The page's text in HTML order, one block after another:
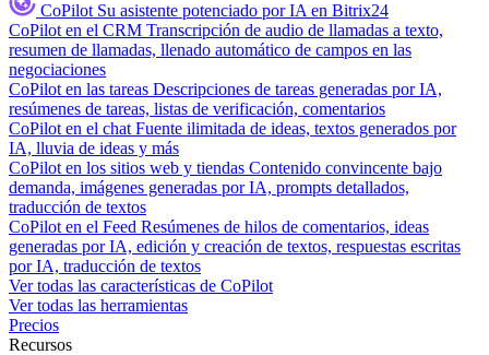
CoPilot Su asistente potenciado por IA en Bitrix24
CoPilot en el CRM Transcripción de audio de llamadas a texto,
resumen de llamadas, llenado automático de campos en las
negociaciones
CoPilot en las tareas Descripciones de tareas generadas por IA,
resúmenes de tareas, listas de verificación, comentarios
CoPilot en el chat Fuente ilimitada de ideas, textos generados por
IA, lluvia de ideas y más
CoPilot en los sitios web y tiendas Contenido convincente bajo
demanda, imágenes generadas por IA, prompts detallados,
traducción de textos
CoPilot en el Feed Resúmenes de hilos de comentarios, ideas
generadas por IA, edición y creación de textos, respuestas escritas
por IA, traducción de textos
Ver todas las características de CoPilot
Ver todas las herramientas
Precios
Recursos